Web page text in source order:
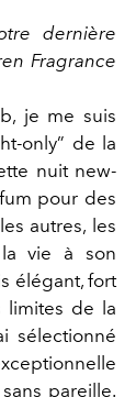
dernière
Fragrance
je me suis
only” de la
nuit new-
pour des
autres, les
vie à son
élégant, fort
limites de la
sélectionné
pareille.